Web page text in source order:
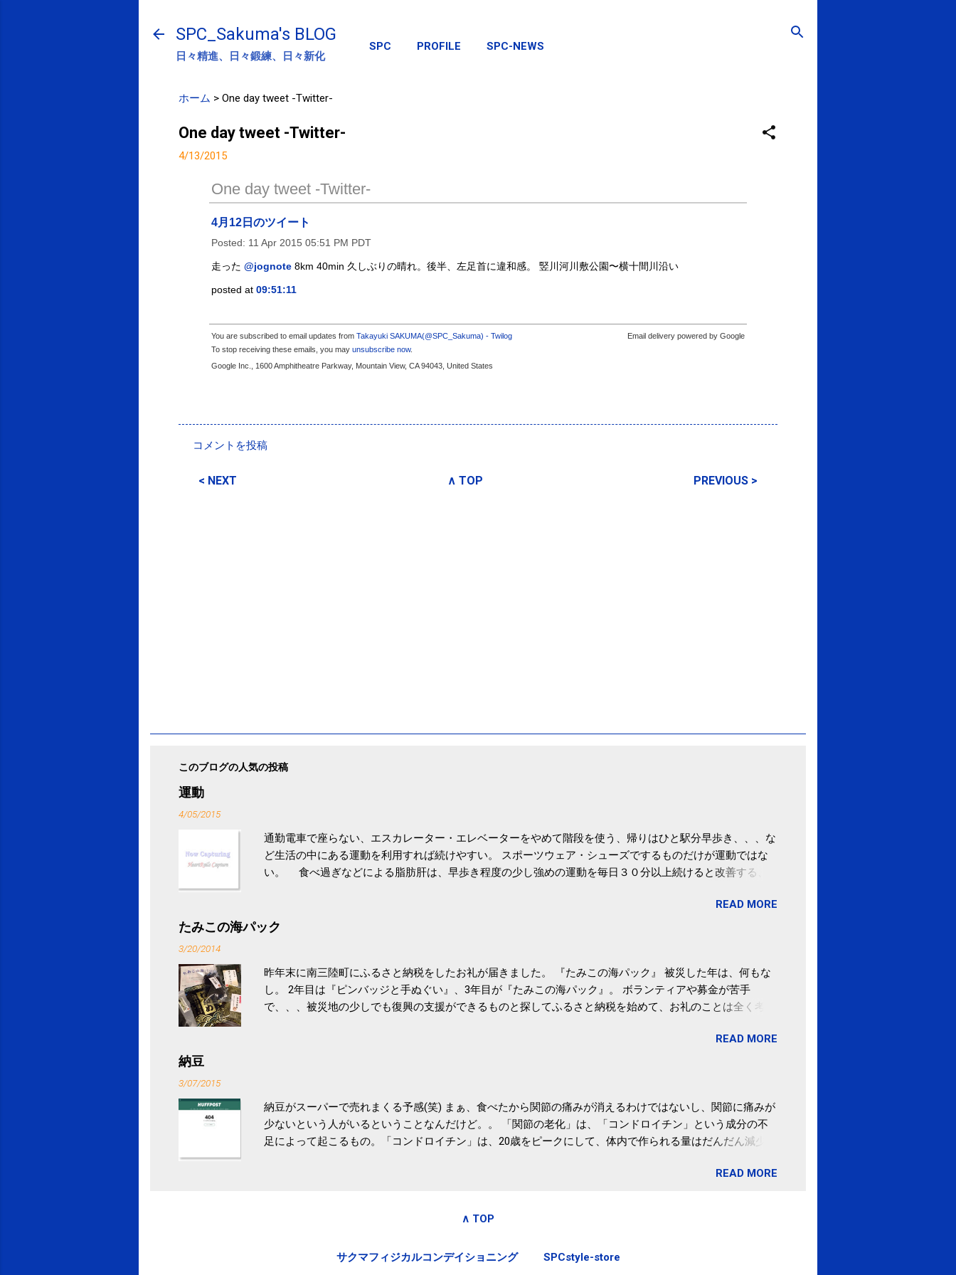
SPC_Sakuma's BLOG
日々精進、日々鍛練、日々新化
SPC PROFILE SPC-NEWS
ホーム > One day tweet -Twitter-
One day tweet -Twitter-
4/13/2015
One day tweet -Twitter-
4月12日のツイート
Posted: 11 Apr 2015 05:51 PM PDT
走った @jognote 8km 40min 久しぶりの晴れ。後半、左足首に違和感。 竪川河川敷公園〜横十間川沿い
posted at 09:51:11
You are subscribed to email updates from Takayuki SAKUMA(@SPC_Sakuma) - Twilog
To stop receiving these emails, you may unsubscribe now.
Email delivery powered by Google
Google Inc., 1600 Amphitheatre Parkway, Mountain View, CA 94043, United States
メ
コメントを投稿
< NEXT ∧ TOP PREVIOUS >
このブログの人気の投稿
運動
4/05/2015
通勤電車で座らない、エスカレーター・エレベーターをやめて階段を使う、帰りはひと駅分早歩き、、、な
ど生活の中にある運動を利用すれば続けやすい。 スポーツウェア・シューズでするものだけが運動ではな
い。 食べ過ぎなどによる脂肪肝は、早歩き程度の少し強めの運動を毎日３０分以上続けると改善する、
ル性脂肪性肝疾患。体重は減らなくても効果があるという。 正田教授は「汗ばむ程度の運動を毎日３０分
続けることが有用」としている。 脂肪肝、毎日３０分の早歩きで改善 筑波大「減量しなくても効果」 -
READ MORE
たみこの海パック
3/20/2014
昨年末に南三陸町にふるさと納税をしたお礼が届きました。 『たみこの海パック』 被災した年は、何もな
し。 2年目は『ピンバッジと手ぬぐい』、3年目が『たみこの海パック』。 ボランティアや募金が苦手
で、、、被災地の少しでも復興の支援ができるものと探してふるさと納税を始めて、お礼のことは全く考え
税になるということもあって始めたのですが、節税になるほど稼げていないのでこちらの目的は......。 総務
READ MORE
納豆
3/07/2015
納豆がスーパーで売れまくる予感(笑) まぁ、食べたから関節の痛みが消えるわけではないし、関節に痛みが
少ないという人がいるということなんだけど。。 「関節の老化」は、「コンドロイチン」という成分の不
足によって起こるもの。「コンドロイチン」は、20歳をピークにして、体内で作られる量はだんだん減少し
いためには、食生活で「コンドロイチン」を補うことが大切。そして「コンドロイチン」という成分は、納
豆」！ 1日1パックでコンドロイチン補給 | セルフドクターニュース 賞味期限は気にしたことがなかった。
味しい食べかた」は、 ・賞味期限ギリギリで食べる。 ・白い泡が全体に行き渡る程度かき混ぜる。 ・タレ
READ MORE
∧ TOP
サクマフィジカルコンデイショニング SPCstyle-store